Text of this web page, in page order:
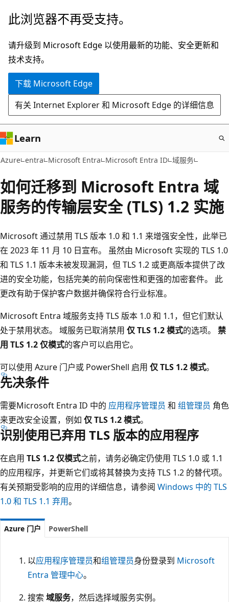
跳
主
要
内
此浏览器不再受支持。
请升级到 Microsoft Edge 以使用最新的功能、安全更新和
技术支持。
下载 Microsoft Edge
有关 Internet Explorer 和 Microsoft Edge 的详细信息
Learn
Azure entra Microsoft Entra Microsoft Entra ID 域服务
如何迁移到 Microsoft Entra 域
服务的传输层安全 (TLS) 1.2 实施
Microsoft 通过禁用 TLS 版本 1.0 和 1.1 来增强安全性，此举已
在 2023 年 11 月 10 日宣布。 虽然由 Microsoft 实现的 TLS 1.0
和 TLS 1.1 版本未被发现漏洞，但 TLS 1.2 或更高版本提供了改
进的安全功能，包括完美的前向保密性和更强的加密套件。 此
更改有助于保护客户数据并确保符合行业标准。
Microsoft Entra 域服务支持 TLS 版本 1.0 和 1.1，但它们默认
处于禁用状态。 域服务已取消禁用 仅 TLS 1.2 模式的选项。 禁
用 TLS 1.2 仅模式的客户可以启用它。
可以使用 Azure 门户或 PowerShell 启用 仅 TLS 1.2 模式。
先决条件
需要Microsoft Entra ID 中的 应用程序管理员 和 组管理员 角色
来更改安全设置，例如 仅 TLS 1.2 模式。
识别使用已弃用 TLS 版本的应用程序
在启用 TLS 1.2 仅模式之前，请务必确定仍使用 TLS 1.0 或 1.1
的应用程序，并更新它们或将其替换为支持 TLS 1.2 的替代项。
有关预期受影响的应用的详细信息，请参阅 Windows 中的 TLS
1.0 和 TLS 1.1 弃用。
Azure 门户 PowerShell
以应用程序管理员和组管理员身份登录到 Microsoft
Entra 管理中心。
搜索 域服务，然后选择域服务实例。